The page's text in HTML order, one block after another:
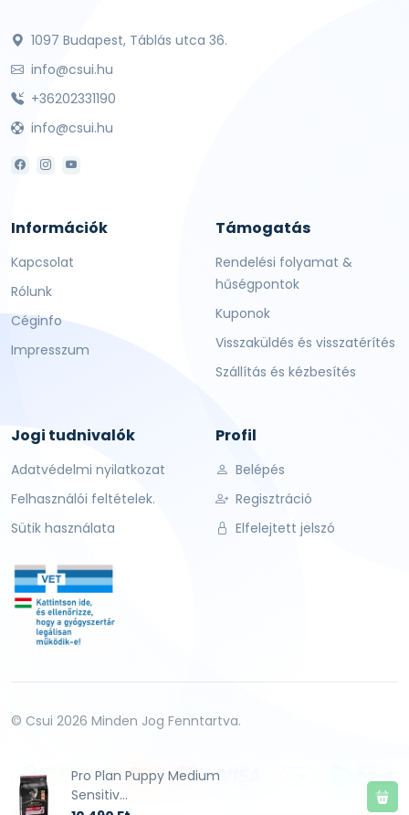
Pro Plan Puppy Medium
Sensitiv...
1097 Budapest, Táblás utca 36.
info@csui.hu
+36202331190
info@csui.hu
Információk
Kapcsolat
Rólunk
Céginfo
Impresszum
Támogatás
Rendelési folyamat &
hűségpontok
Kuponok
Visszaküldés és visszatérítés
Szállítás és kézbesítés
Jogi tudnivalók
Adatvédelmi nyilatkozat
Felhasználói feltételek.
Sütik használata
Profil
Belépés
Regisztráció
Elfelejtett jelszó
© Csui 2026 Minden Jog Fenntartva.